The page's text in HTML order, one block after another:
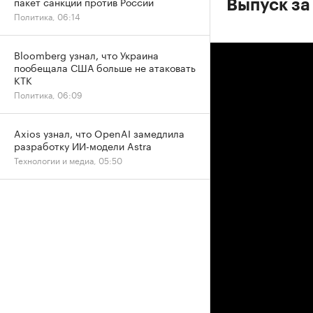
Выпуск
Политика, 06:14
Bloomberg узнал, что Украина
пообещала США больше не атаковать
КТК
Политика, 06:09
Axios узнал, что OpenAI замедлила
разработку ИИ-модели Astra
Технологии и медиа, 05:50